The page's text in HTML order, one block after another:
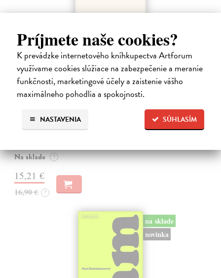
Príjmete naše cookies?
K prevádzke internetového kníhkupectva Artforum
využívame cookies slúžiace na zabezpečenie a meranie
funkčnosti, marketingové účely a zaistenie vášho
maximálneho pohodlia a spokojnosti.
SÚHLASÍM
NASTAVENIA
Kolotočárka
Wernerová Jana| Kniha
Tam, kde sa radosť zo slobodného pohybu a dobrodružstva prelína s
Na sklade ?
15,21 €
16,90 € ?
na sklade
novinka